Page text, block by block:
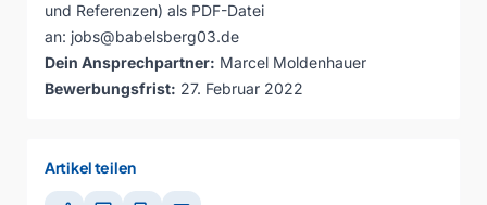
und Referenzen) als PDF-Datei
an: jobs@babelsberg03.de
Dein Ansprechpartner: Marcel Moldenhauer
Bewerbungsfrist: 27. Februar 2022
Artikel teilen